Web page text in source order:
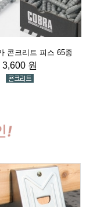
콘크리트 피스 65종
3,600 원